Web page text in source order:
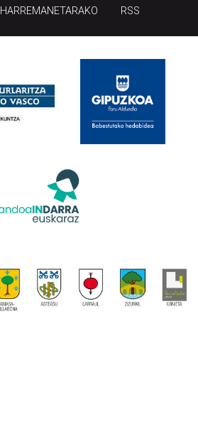
HARREMANETARAKO RSS